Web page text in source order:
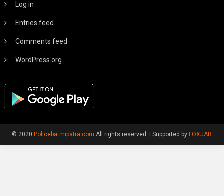
Log in
Entries feed
Comments feed
WordPress.org
© 2020 Policebatmipatra.com All rights reserved. Supported by FOXJAB